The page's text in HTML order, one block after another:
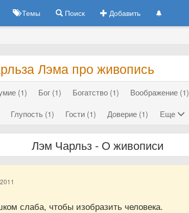
Темы Поиск Добавить
Лэма про живопись
(1) Бог (1) Богатство (1) Воображение (1)
Глупость (1)
Гости (1) Доверие (1) Еще
Лэм Чарльз - О живописи
слаба, чтобы изобразить человека.